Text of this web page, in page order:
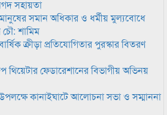
সহায়তা
সমান অধিকার ও ধর্মীয় মুল্যবোধে
চৌ: শামিম
ক্রীড়া প্রতিযোগিতার পুরস্কার বিতরণ
থিয়েটার ফেডারেশানের বিভাগীয় অভিনয়
কানাইঘাটে আলোচনা সভা ও সম্মাননা